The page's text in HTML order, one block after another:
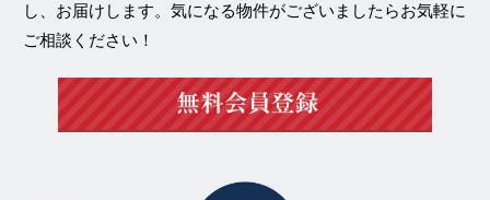
し、お届けします。気になる物件がございましたらお気軽に
ご相談ください！